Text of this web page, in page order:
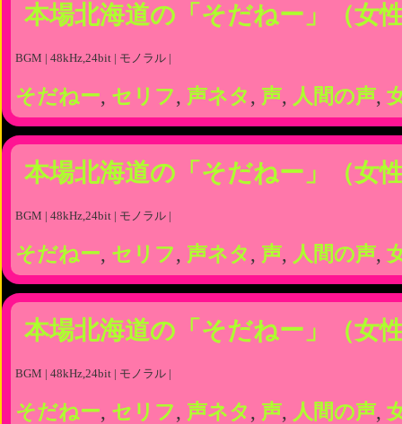
本場北海道の「そだねー」（女
BGM | 48kHz,24bit | モノラル |
そだねー, セリフ, 声ネタ , 声, 人間の声,
本場北海道の「そだねー」（女
BGM | 48kHz,24bit | モノラル |
そだねー, セリフ, 声ネタ , 声, 人間の声,
本場北海道の「そだねー」（女
BGM | 48kHz,24bit | モノラル |
そだねー, セリフ, 声ネタ , 声, 人間の声,